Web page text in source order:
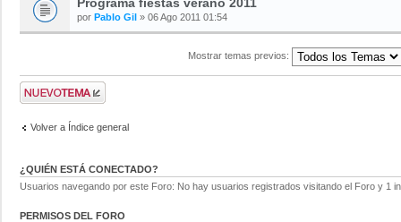
por Pablo Gil » 06 Ago 2011 01:54
Mostrar temas previos:
Volver a Índice general
¿QUIÉN ESTÁ CONECTADO?
Usuarios navegando por este Foro: No hay usuarios registrados visitando el Foro y 1
PERMISOS DEL FORO